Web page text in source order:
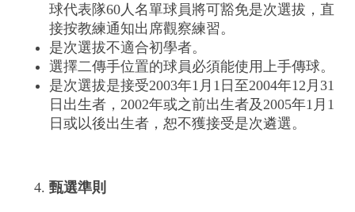
球代表隊60人名單球員將可豁免是次選拔，直
接按教練通知出席觀察練習。
是次選拔不適合初學者。
選擇二傳手位置的球員必須能使用上手傳球。
是次選拔是接受2003年1月1日至2004年12月31
日出生者，2002年或之前出生者及2005年1月1
日或以後出生者，恕不獲接受是次遴選。
甄選準則